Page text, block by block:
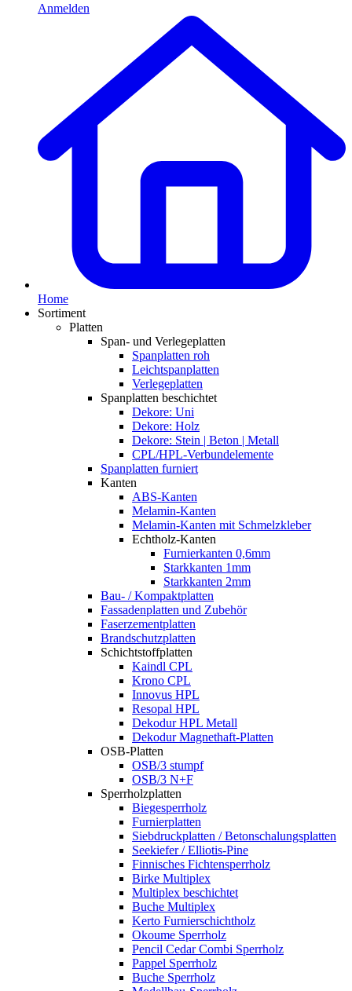
Anmelden
Home
Sortiment
Platten
Span- und Verlegeplatten
Spanplatten roh
Leichtspanplatten
Verlegeplatten
Spanplatten beschichtet
Dekore: Uni
Dekore: Holz
Dekore: Stein | Beton | Metall
CPL/HPL-Verbundelemente
Spanplatten furniert
Kanten
ABS-Kanten
Melamin-Kanten
Melamin-Kanten mit Schmelzkleber
Echtholz-Kanten
Furnierkanten 0,6mm
Starkkanten 1mm
Starkkanten 2mm
Bau- / Kompaktplatten
Fassadenplatten und Zubehör
Faserzementplatten
Brandschutzplatten
Schichtstoffplatten
Kaindl CPL
Krono CPL
Innovus HPL
Resopal HPL
Dekodur HPL Metall
Dekodur Magnethaft-Platten
OSB-Platten
OSB/3 stumpf
OSB/3 N+F
Sperrholzplatten
Biegesperrholz
Furnierplatten
Siebdruckplatten / Betonschalungsplatten
Seekiefer / Elliotis-Pine
Finnisches Fichtensperrholz
Birke Multiplex
Multiplex beschichtet
Buche Multiplex
Kerto Furnierschichtholz
Okoume Sperrholz
Pencil Cedar Combi Sperrholz
Pappel Sperrholz
Buche Sperrholz